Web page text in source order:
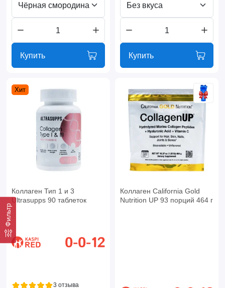
Фильтр
Чёрная смородина
Купить
Без вкуса
Купить
Хит
Коллаген Тип 1 и 3
Ultrasupps 90 таблеток
3 отзыва
Коллаген California Gold
Nutrition UP 93 порций 464 г